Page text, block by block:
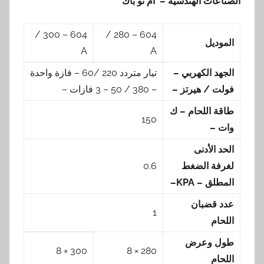
الموديل
604 – 280 /
A
604 – 300 /
A
الجهد الكهربي –
فولت / هيرتز –
تيار متردد 220 /60 – فازة واحدة
– 380 / 50 – 3 فازات –
طاقة اللحام – ك
وات –
150
الحد الأدنى
لغرفة الضغط
المطلق – KPA
–
0.6
عدد قضبان
اللحام
1
طول وعرض
اللحام
280 × 8
300 × 8